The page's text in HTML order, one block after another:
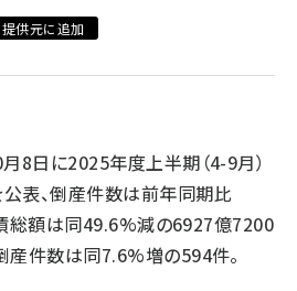
供元に追加
8日に2025年度上半期（4-9月）
表、倒産件数は前年同期比
総額は同49.6%減の6927億7200
産件数は同7.6%増の594件。